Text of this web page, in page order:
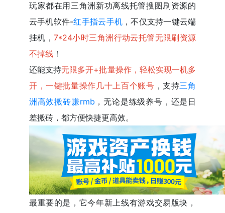
玩家都在用三角洲新功离线托管搜图刷资源的
云手机软件-红手指云手机 ，不仅支持一键云端
挂机，7*24小时三角洲行动云托管无限刷资源
不掉线！
还能支持无限多开+批量操作，轻松实现一机多
开，一键批量操作几十上百个账号 ，支持三角
洲高效搬砖赚rmb ，无论是练级养号，还是日
差搬砖，都方便快捷更高效。
最重要的是，它今年新上线有游戏交易版块，